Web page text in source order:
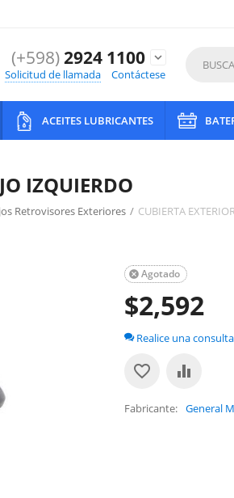
(+598)2924 1100
expand_more
Solicitud de llamada
Contáctese
ACEITES LUBRICANTES
IZQUIERDO
Retrovisores Exteriores / CUBIERTA
Agotado

$2,592
Realice una consulta
Fabricante General